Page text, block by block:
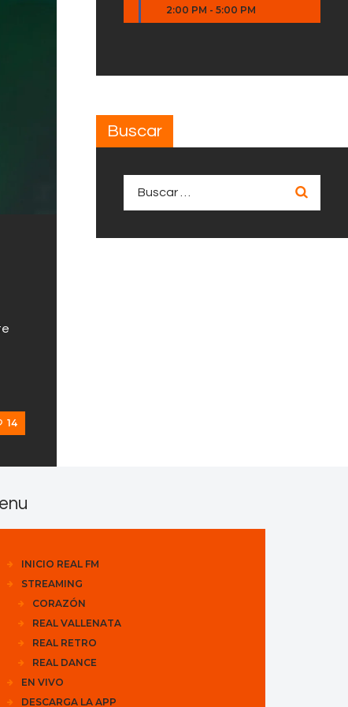
14
2:00 PM -5:00 PM
Buscar
INICIO REAL FM
STREAMING
CORAZÓN
REAL VALLENATA
REAL RETRO
REAL DANCE
EN VIVO
DESCARGA LA APP